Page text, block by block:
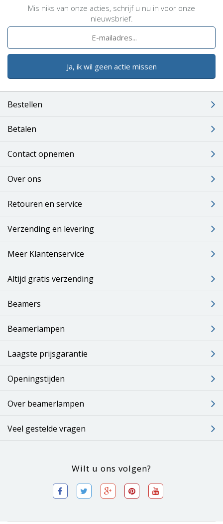
Mis niks van onze acties, schrijf u nu in voor onze
nieuwsbrief.
Ja, ik wil geen actie missen
Bestellen
Betalen
Contact opnemen
Over ons
Retouren en service
Verzending en levering
Meer Klantenservice
Altijd gratis verzending
Beamers
Beamerlampen
Laagste prijsgarantie
Openingstijden
Over beamerlampen
Veel gestelde vragen
Wilt u ons volgen?